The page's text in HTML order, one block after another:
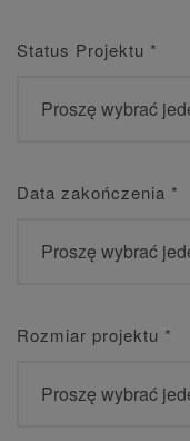
Status Projektu *
Data zakończenia *
Rozmiar projektu *